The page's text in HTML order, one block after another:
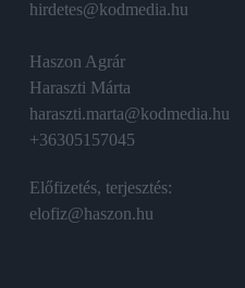
hirdetes@kodmedia.hu
Haszon Agrár
Haraszti Márta
haraszti.marta@kodmedia.hu
+36305157045
Előfizetés, terjesztés:
elofiz@haszon.hu